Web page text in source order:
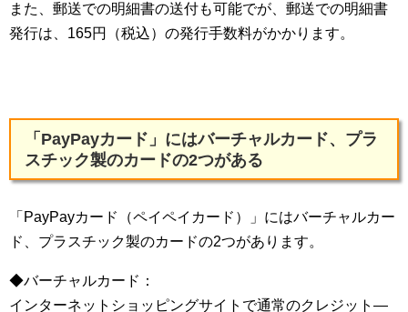
また、郵送での明細書の送付も可能でが、郵送での明細書
発行は、165円（税込）の発行手数料がかかります。
「PayPayカード」にはバーチャルカード、プラ
スチック製のカードの2つがある
「PayPayカード（ペイペイカード）」にはバーチャルカー
ド、プラスチック製のカードの2つがあります。
◆バーチャルカード：
インターネットショッピングサイトで通常のクレジット―